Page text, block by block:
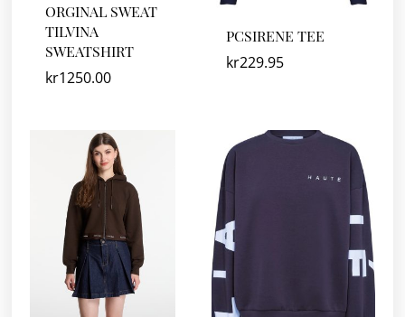
ORGINAL SWEAT
TILVINA
SWEATSHIRT
kr1250.00
PCSIRENE TEE
kr229.95